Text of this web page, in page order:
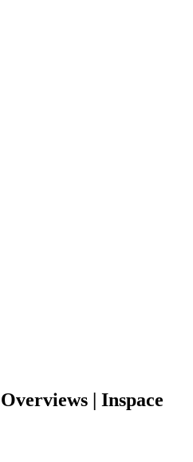
| Inspace